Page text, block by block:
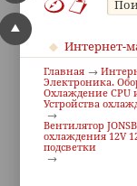
Интернет-
Главная
Электроника.
Охлаждение CPU
Устройства
Вентилятор
охлаждения 12V
подсветки